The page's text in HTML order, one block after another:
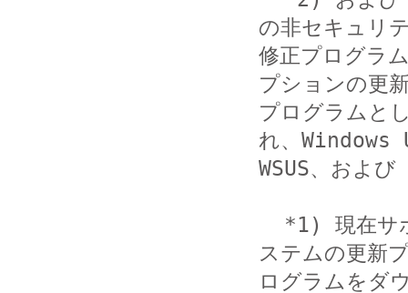
の非セキュリ
修正プログラ
プションの更
プログラムと
れ、Windows
WSUS、およ
ステムの更新
ログラムをダ